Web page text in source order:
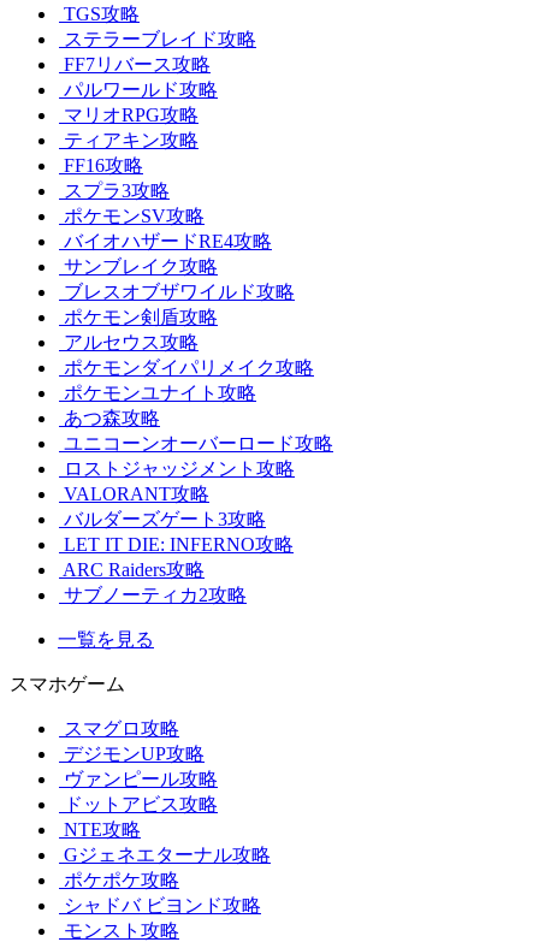
TGS攻略
ステラーブレイド攻略
FF7リバース攻略
パルワールド攻略
マリオRPG攻略
ティアキン攻略
FF16攻略
スプラ3攻略
ポケモンSV攻略
バイオハザードRE4攻略
サンブレイク攻略
ブレスオブザワイルド攻略
ポケモン剣盾攻略
アルセウス攻略
ポケモンダイパリメイク攻略
ポケモンユナイト攻略
あつ森攻略
ユニコーンオーバーロード攻略
ロストジャッジメント攻略
VALORANT攻略
バルダーズゲート3攻略
LET IT DIE: INFERNO攻略
ARC Raiders攻略
サブノーティカ2攻略
一覧を見る
スマホゲーム
スマグロ攻略
デジモンUP攻略
ヴァンピール攻略
ドットアビス攻略
NTE攻略
Gジェネエターナル攻略
ポケポケ攻略
シャドバ ビヨンド攻略
モンスト攻略